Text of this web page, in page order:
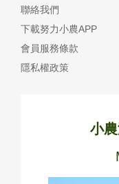
聯絡我們
下載努力小農APP
會員服務條款
隱私權政策
小